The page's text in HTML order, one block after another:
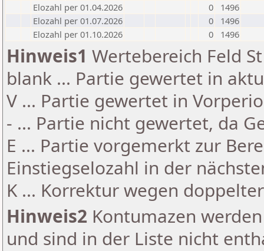
Elozahl per 01.04.2026
0
1496
Elozahl per 01.07.2026
0
1496
Elozahl per 01.10.2026
0 1496
Hinweis1 Wertebereich Feld
blank ... Partie gewertet in
V ... Partie gewertet in
- ... Partie nicht gewertet, da
E ... Partie vorgemerkt zur
Einstiegselozahl in der
K ... Korrektur wegen
Hinweis2 Kontumazen
und sind in der Liste nicht